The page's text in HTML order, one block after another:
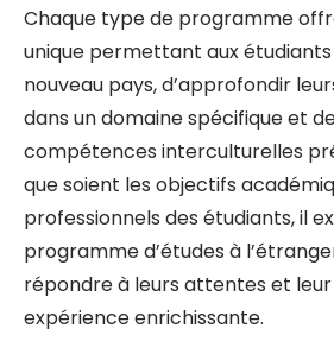
Chaque type de programme
unique permettant aux étudiants
nouveau pays, d’approfondir
dans un domaine spécifique et
compétences interculturelles
que soient les objectifs
professionnels des étudiants, il
programme d’études à
répondre à leurs attentes et
expérience enrichissante.